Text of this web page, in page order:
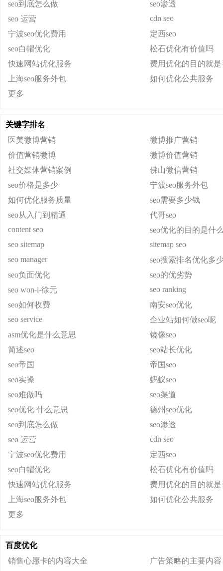
seo到底怎么做
seo渗透
seo 运营
cdn seo
宁波seo优化费用
定西seo
seo白帽优化
松石优化有价值吗
快速网站优化服务
费用优化的目的就
上海seo服务外包
如何优化公共服务
更多
关键字排名
医美微博营销
微博推广营销
价值营销微博
微博价值营销
社交媒体营销案例
佛山微信营销
seo价格是多少
宁波seo服务外包
如何优化服务质量
seo需要多少钱
seo从入门到精通
代哥seo
content seo
seo优化的目的是什
seo sitemap
sitemap seo
seo manager
seo搜索排名优化多
seo负面优化
seo的优劣势
seo won-i-徐元
seo ranking
seo如何收费
南安seo优化
seo service
企业站如何做seo呢
asm优化是什么意思
镜像seo
简述seo
seo站长优化
seo帝国
帝国seo
seo实操
蚂蚁seo
seo难做吗
seo渠道
seo优化 什么意思
德州seo优化
seo到底怎么做
seo渗透
seo 运营
cdn seo
宁波seo优化费用
定西seo
seo白帽优化
松石优化有价值吗
快速网站优化服务
费用优化的目的就
上海seo服务外包
如何优化公共服务
更多
百度优化
销售心愿卡的内容大全
广告策略的主要内容